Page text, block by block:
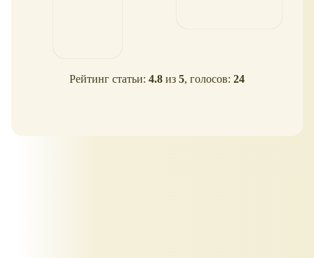
Рейтинг статьи: 4.8 из 5, голосов: 24